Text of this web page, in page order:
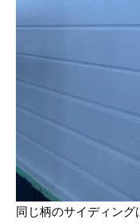
同じ柄のサイディン